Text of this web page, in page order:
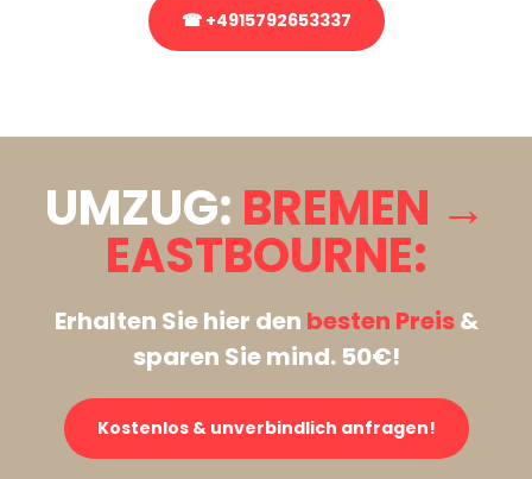
☎ +4915792653337
UMZUG: BREMEN →
EASTBOURNE:
Erhalten Sie hier den besten Preis&
sparen Sie mind. 50€!
Kostenlos & unverbindlich anfragen!